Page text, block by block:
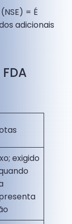
= É
adicionais
exigido